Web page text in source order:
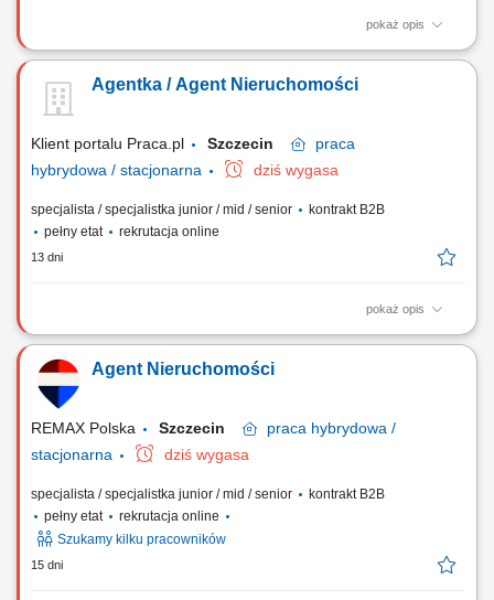
pokaż opis
Samodzielne prowadzenie sprzedaży i wynajmu nieruchomości.
klientów. Kompleksowa obsługa transakcji – od pierwszego kontaktu do
finalizacji umowy. Budowanie własnej marki osobistej na lokalnym
Agentka / Agent Nieruchomości
Klient portalu Praca.pl Szczecin
praca
hybrydowa / stacjonarna
dziś wygasa
specjalista / specjalistka junior / mid / senior
kontrakt B2B
pełny etat
rekrutacja online
13 dni
pokaż opis
Obsługa transakcji nieruchomości na zasadzie wyłączności. Rozwijanie
zaawansowanych). Budowanie własnej marki na rynku dzięki wsparciu
marketingowemu i technologicznemu. Nawiązywanie relacji z klientami
oraz współpraca z innymi...
Agent Nieruchomości
REMAX Polska Szczecin praca hybrydowa /
stacjonarna
dziś wygasa
specjalista / specjalistka junior / mid / senior
kontrakt B2B
pełny etat
rekrutacja online
Szukamy kilku pracowników
15 dni